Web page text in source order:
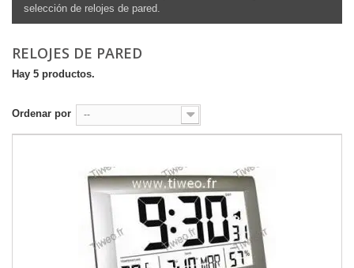
selección de relojes de pared.
RELOJES DE PARED
Hay 5 productos.
Ordenar por --